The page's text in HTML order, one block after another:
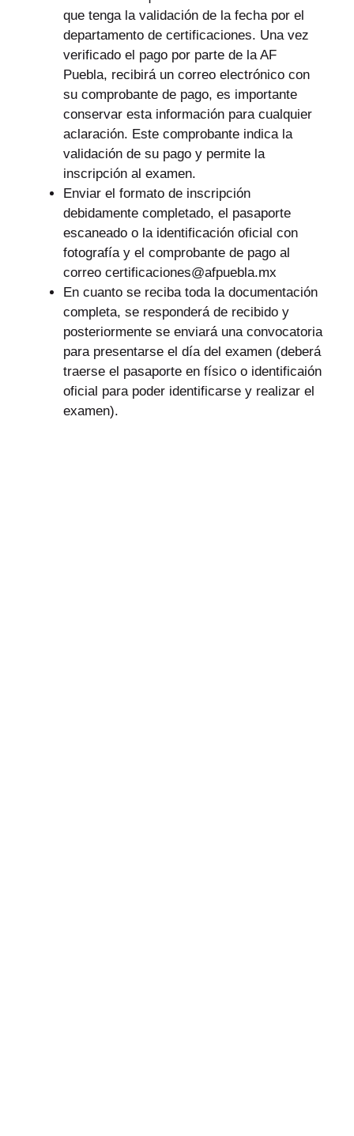
que tenga la validación de la fecha por el
departamento de certificaciones. Una vez
verificado el pago por parte de la AF
Puebla, recibirá un correo electrónico con
su comprobante de pago, es importante
conservar esta información para cualquier
aclaración. Este comprobante indica la
validación de su pago y permite la
inscripción al examen.
Enviar el formato de inscripción
debidamente completado, el pasaporte
escaneado o la identificación oficial con
fotografía y el comprobante de pago al
correo certificaciones@afpuebla.mx
En cuanto se reciba toda la documentación
completa, se responderá de recibido y
posteriormente se enviará una convocatoria
para presentarse el día del examen (deberá
traerse el pasaporte en físico o identificaión
oficial para poder identificarse y realizar el
examen).